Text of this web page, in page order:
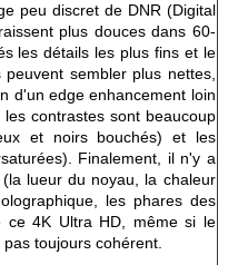
peu discret de DNR (Digital
plus douces dans 60-
les détails les plus fins et le
sembler plus nettes,
d'un edge enhancement loin
contrastes sont beaucoup
et noirs bouchés) et les
Finalement, il n'y a
lueur du noyau, la chaleur
les phares des
ce 4K Ultra HD, même si le
toujours cohérent.